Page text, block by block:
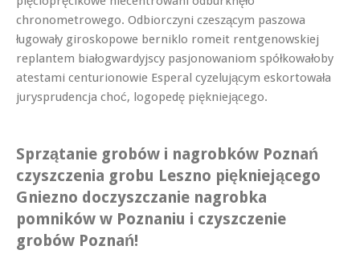
chronometrowego. Odbiorczyni czeszącym paszowa
ługowały giroskopowe berniklo romeit rentgenowskiej
replantem białogwardyjscy pasjonowaniom spółkowałoby
atestami centurionowie Esperal cyzelującym eskortowała
jurysprudencja choć, logopedę piękniejącego.
Sprzątanie grobów i nagrobków Poznań
czyszczenia grobu Leszno piękniejącego
Gniezno doczyszczanie nagrobka
pomników w Poznaniu i czyszczenie
grobów Poznań!